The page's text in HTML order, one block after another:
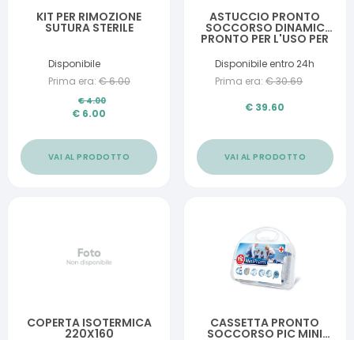
KIT PER RIMOZIONE
SUTURA STERILE
Disponibile
Prima era: €6.00
€4.00
€ 6.00
VAI AL PRODOTTO
ASTUCCIO PRONTO
SOCCORSO DINAMIC
PRONTO PER L'USO PER
SICUREZZA E DI
PREVENZIONE
Disponibile entro 24h
Prima era: €30.69
€ 39.60
VAI AL PRODOTTO
COPERTA ISOTERMICA
220X160
CASSETTA PRONTO
SOCCORSO PIC MINI